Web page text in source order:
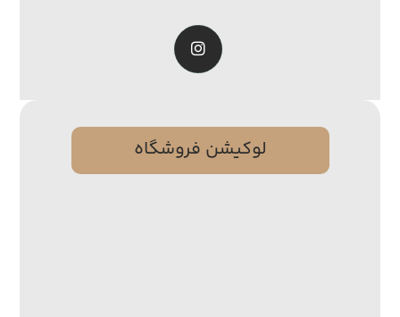
لوکیشن فروشگاه